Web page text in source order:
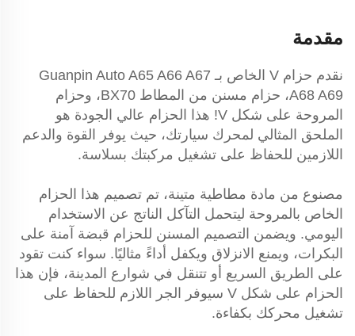
مقدمة
نقدم حزام V الخاص بـ Guanpin Auto A65 A66 A67
A68 A69، حزام مسنن من المطاط BX70، وحزام
المروحة على شكل V! هذا الحزام عالي الجودة هو
الملحق المثالي لمحرك سيارتك، حيث يوفر القوة والدعم
اللازمين للحفاظ على تشغيل مركبتك بسلاسة.
مصنوع من مادة مطاطية متينة، تم تصميم هذا الحزام
الخاص بالمروحة ليتحمل التآكل الناتج عن الاستخدام
اليومي. ويضمن التصميم المسنن للحزام قبضة آمنة على
البكرات، ويمنع الانزلاق ويكفل أداءً مثاليًا. سواء كنت تقود
على الطريق السريع أو تتنقل في شوارع المدينة، فإن هذا
الحزام على شكل V سيوفر الجر اللازم للحفاظ على
تشغيل محركك بكفاءة.